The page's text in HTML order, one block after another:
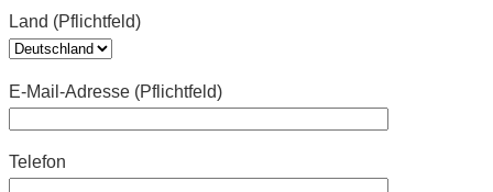
Land (Pflichtfeld)
E-Mail-Adresse (Pflichtfeld)
Telefon